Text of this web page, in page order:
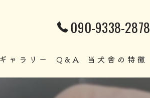
090-9338-2878
ギャラリー Q&A 当犬舎の特徴
自家繁殖